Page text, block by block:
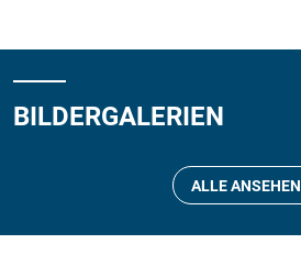
BILDERGALERIEN
ALLE ANSEHEN